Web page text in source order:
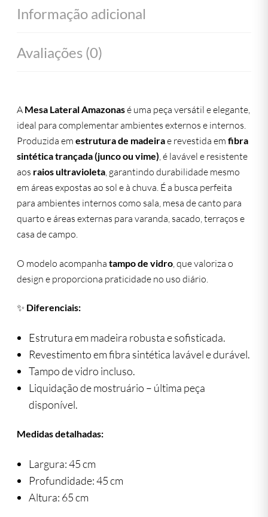
Informação adicional
Avaliações (0)
A Mesa Lateral Amazonasé uma peça versátil e elegante,
ideal para complementar ambientes externos e internos.
Produzida emestrutura de madeirae revestida emfibra
sintética trançada (junco ou vime), é lavável e resistente
aos raios ultravioleta, garantindo durabilidade mesmo
em áreas expostas ao sol e à chuva. É a busca perfeita
para ambientes internos como sala, mesa de canto para
quarto e áreas externas para varanda, sacado, terraços e
casa de campo.
O modelo acompanhatampo de vidro , que valoriza o
design e proporciona praticidade no uso diário.
✨ Diferenciais:
Estrutura em madeira robusta e sofisticada.
Revestimento em fibra sintética lavável e durável.
Tampo de vidro incluso.
Liquidação de mostruário – última peça
disponível.
Medidas detalhadas:
Largura: 45 cm
Profundidade: 45 cm
Altura: 65 cm